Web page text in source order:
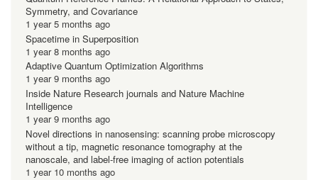
Symmetry, and Covariance
1 year 5 months ago
Spacetime in Superposition
1 year 8 months ago
Adaptive Quantum Optimization Algorithms
1 year 9 months ago
Inside Nature Research journals and Nature Machine
Intelligence
1 year 9 months ago
Novel directions in nanosensing: scanning probe microscopy
without a tip, magnetic resonance tomography at the
nanoscale, and label-free imaging of action potentials
1 year 10 months ago